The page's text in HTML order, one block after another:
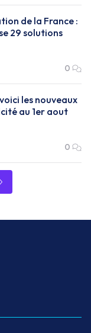
de la France :
29 solutions
0
les nouveaux
au 1er aout
0